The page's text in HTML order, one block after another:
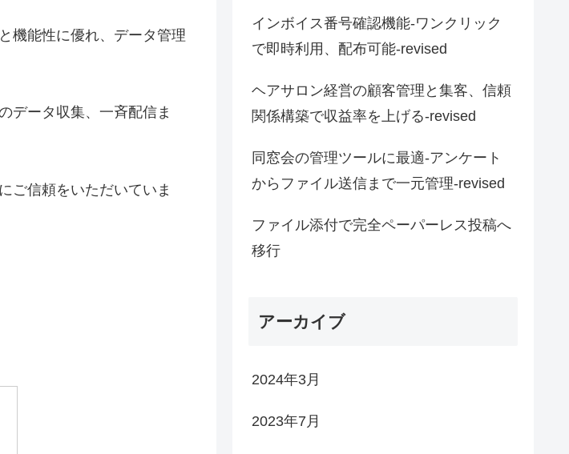
機能性に優れ、データ管理
データ収集、一斉配信ま
ご信頼をいただいていま
インボイス番号確認機能-ワンクリック
で即時利用、配布可能-revised
ヘアサロン経営の顧客管理と集客、信頼
関係構築で収益率を上げる-revised
同窓会の管理ツールに最適-アンケート
からファイル送信まで一元管理-revised
ファイル添付で完全ペーパーレス投稿へ
移行
アーカイブ
2024年3月
2023年7月